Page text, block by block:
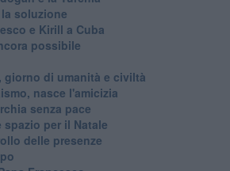
soluzione
e Kirill a Cuba
possibile
giorno di umanità e civiltà
nasce l'amicizia
senza pace
per il Natale
delle presenze